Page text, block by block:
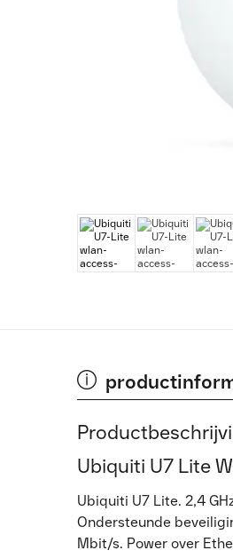
Ubiquiti U7 Lite
Ubiquiti U7 Lite. 2,4
Ondersteunde
Mbit/s. Power over